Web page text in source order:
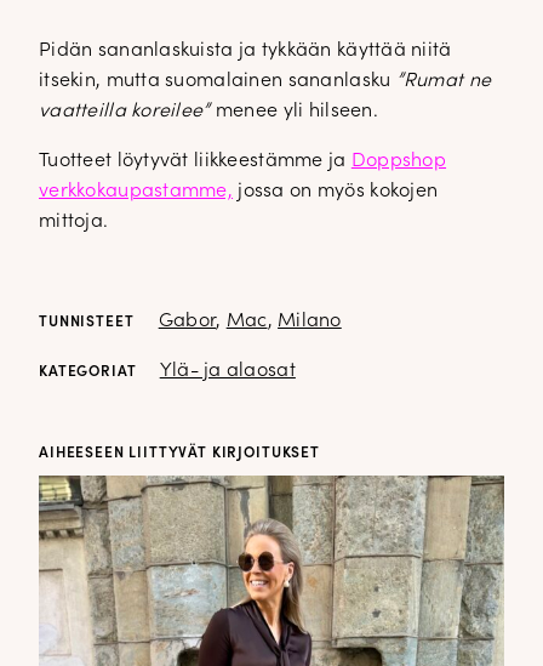
Pidän sananlaskuista ja tykkään käyttää niitä
itsekin, mutta suomalainen sananlasku ”Rumat ne
vaatteilla koreilee”menee yli hilseen.
Tuotteet löytyvät liikkeestämme ja Doppshop
verkkokaupastamme, jossa on myös kokojen
mittoja.
TUNNISTEET Gabor, Mac, Milano
KATEGORIAT Ylä- ja alaosat
AIHEESEEN LIITTYVÄT KIRJOITUKSET